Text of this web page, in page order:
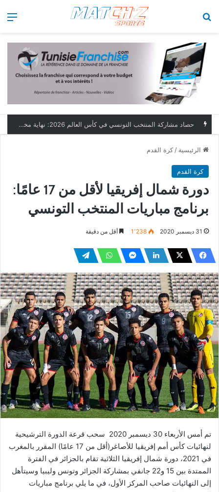
حصاد مشاركة المنتخب التونسي في كأس العالم 2026: نهاية مخيبة وطموحات مؤجلة
الرئيسية / كرة القدم
كرة القدم
دورة شمال إفريقيا لأقل من 17 عامًا:
برنامج مباريات المنتخب التونسي
31 ديسمبر 2020 1٬238 أقل من دقيقة
تم أمس الأربعاء 30 ديسمبر 2020 سحب قرعة الدورة الترشيحية
لنهائيات كأس أمم إفريقيا للأصاغر(أقل من 17 عامًا) المقرر بالمغرب
في 2021، دورة شمال إفريقيا الثلاثية تقام بالجزائر في الفترة
الممتدة بين 15 و22 جانفي بمشاركة الجزائر وتونس وليبيا وسيتأهل
إلى النهائيات صاحب المركز الأول، في ما يلي برنامج مباريات